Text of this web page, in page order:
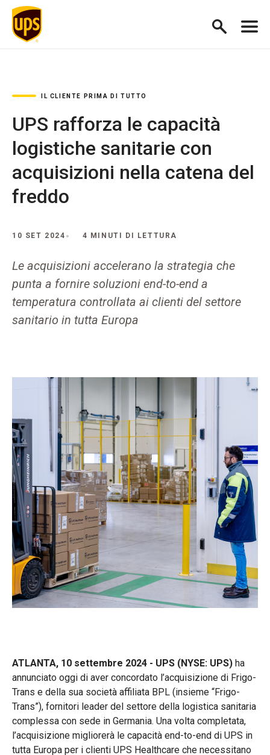
IL CLIENTE PRIMA DI TUTTO
UPS rafforza le capacità
logistiche sanitarie con
acquisizioni nella catena del
freddo
10 SET 2024 4 MINUTI DI LETTURA
Le acquisizioni accelerano la strategia che
punta a fornire soluzioni end-to-end a
temperatura controllata ai clienti del settore
sanitario in tutta Europa
ATLANTA, 10 settembre 2024 - UPS (NYSE: UPS) ha
annunciato oggi di aver concordato l’acquisizione di Frigo-
Trans e della sua società affiliata BPL (insieme “Frigo-
Trans”), fornitori leader del settore della logistica sanitaria
complessa con sede in Germania. Una volta completata,
l’acquisizione migliorerà le capacità end-to-end di UPS in
tutta Europa per i clienti UPS Healthcare che necessitano